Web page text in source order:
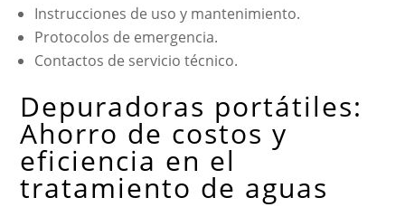
Instrucciones de uso y mantenimiento.
Protocolos de emergencia.
Contactos de servicio técnico.
Depuradoras portátiles:
Ahorro de costos y
eficiencia en el
tratamiento de aguas